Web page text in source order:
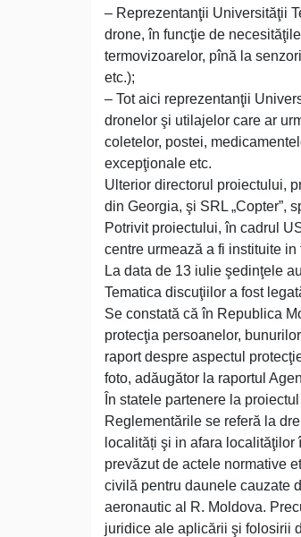
– Reprezentanţii Universităţii
drone, în funcţie de
termovizoarelor, pînă la
etc.);
– Tot aici reprezentanţii
dronelor şi utilajelor care ar
coletelor, postei,
excepţionale etc.
Ulterior directorul proiectului,
din Georgia, şi SRL „Copter”,
Potrivit proiectului, în cadrul
centre urmează a fi instituite
La data de 13 iulie şedinţele
Tematica discuţiilor a fost
Se constată că în Republica
protecţia persoanelor,
raport despre aspectul
foto, adăugător la raportul
În statele partenere la
Reglementările se referă la
localități şi in afara
prevăzut de actele normative
civilă pentru daunele cauzate
aeronautic al R. Moldova.
juridice ale aplicării şi folosirii